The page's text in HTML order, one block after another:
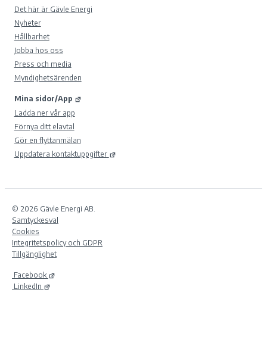
Det här är Gävle Energi
Nyheter
Hållbarhet
Jobba hos oss
Press och media
Myndighetsärenden
Mina sidor/App
Ladda ner vår app
Förnya ditt elavtal
Gör en flyttanmälan
Uppdatera kontaktuppgifter
© 2026 Gävle Energi AB.
Samtyckesval
Cookies
Integritetspolicy och GDPR
Tillgänglighet
Facebook
LinkedIn